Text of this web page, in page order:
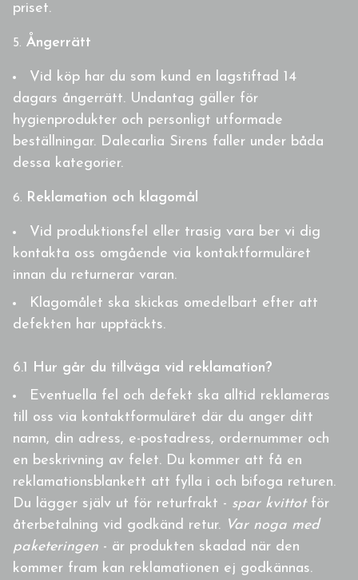
priset.
Ångerrätt
Vid köp har du som kund en lagstiftad 14
dagars ångerrätt. Undantag gäller för
hygienprodukter och personligt utformade
beställningar. Dalecarlia Sirens faller under båda
dessa kategorier.
Reklamation och klagomål
Vid produktionsfel eller trasig vara ber vi dig
kontakta oss omgående via kontaktformuläret
innan du returnerar varan.
Klagomålet ska skickas omedelbart efter att
defekten har upptäckts.
6.1 Hur går du tillväga vid reklamation?
Eventuella fel och defekt ska alltid reklameras
till oss via kontaktformuläret där du anger ditt
namn, din adress, e-postadress, ordernummer och
en beskrivning av felet. Du kommer att få en
reklamationsblankett att fylla i och bifoga returen.
Du lägger själv ut för returfrakt - spar kvittotför
återbetalning vid godkänd retur. Var noga med
paketeringen - är produkten skadad när den
kommer fram kan reklamationen ej godkännas.